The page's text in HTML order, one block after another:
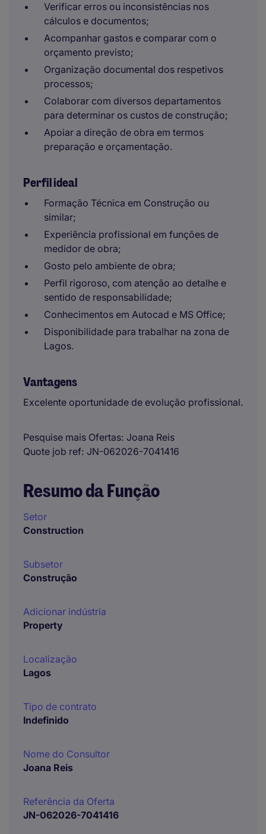
Verificar erros ou inconsistências nos
cálculos e documentos;
Acompanhar gastos e comparar com o
orçamento previsto;
Organização documental dos respetivos
processos;
Colaborar com diversos departamentos
para determinar os custos de construção;
Apoiar a direção de obra em termos
preparação e orçamentação.
Perfil ideal
Formação Técnica em Construção ou
similar;
Experiência profissional em funções de
medidor de obra;
Gosto pelo ambiente de obra;
Perfil rigoroso, com atenção ao detalhe e
sentido de responsabilidade;
Conhecimentos em Autocad e MS Office;
Disponibilidade para trabalhar na zona de
Lagos.
Vantagens
Excelente oportunidade de evolução profissional.
Pesquise mais Ofertas Joana Reis
Quote job ref JN-062026-7041416
Resumo da Função
Setor
Construction
Subsetor
Construção
Adicionar indústria
Property
Localização
Lagos
Tipo de contrato
Indefinido
Nome do Consultor
Joana Reis
Referência da Oferta
JN-062026-7041416